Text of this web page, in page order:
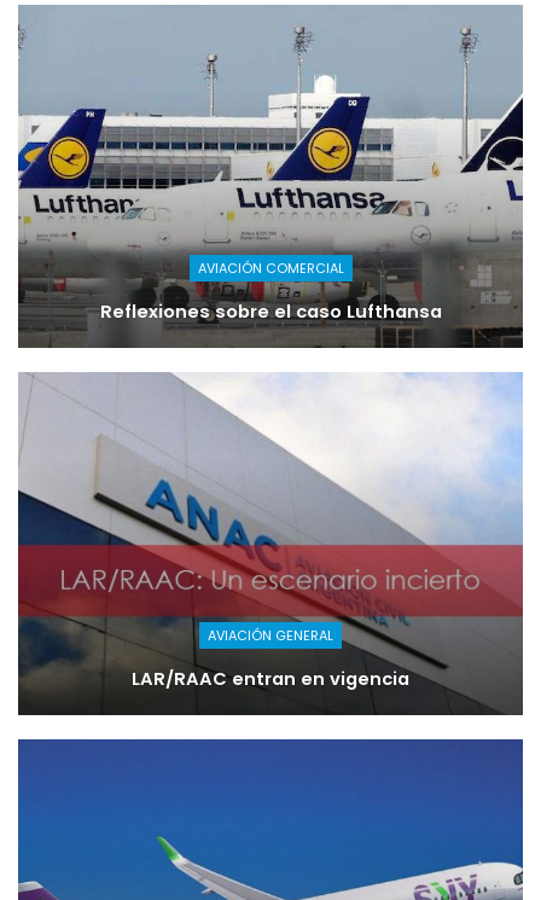
AVIACIÓN COMERCIAL
Reflexiones sobre el caso Lufthansa
AVIACIÓN GENERAL
LAR/RAAC entran en vigencia